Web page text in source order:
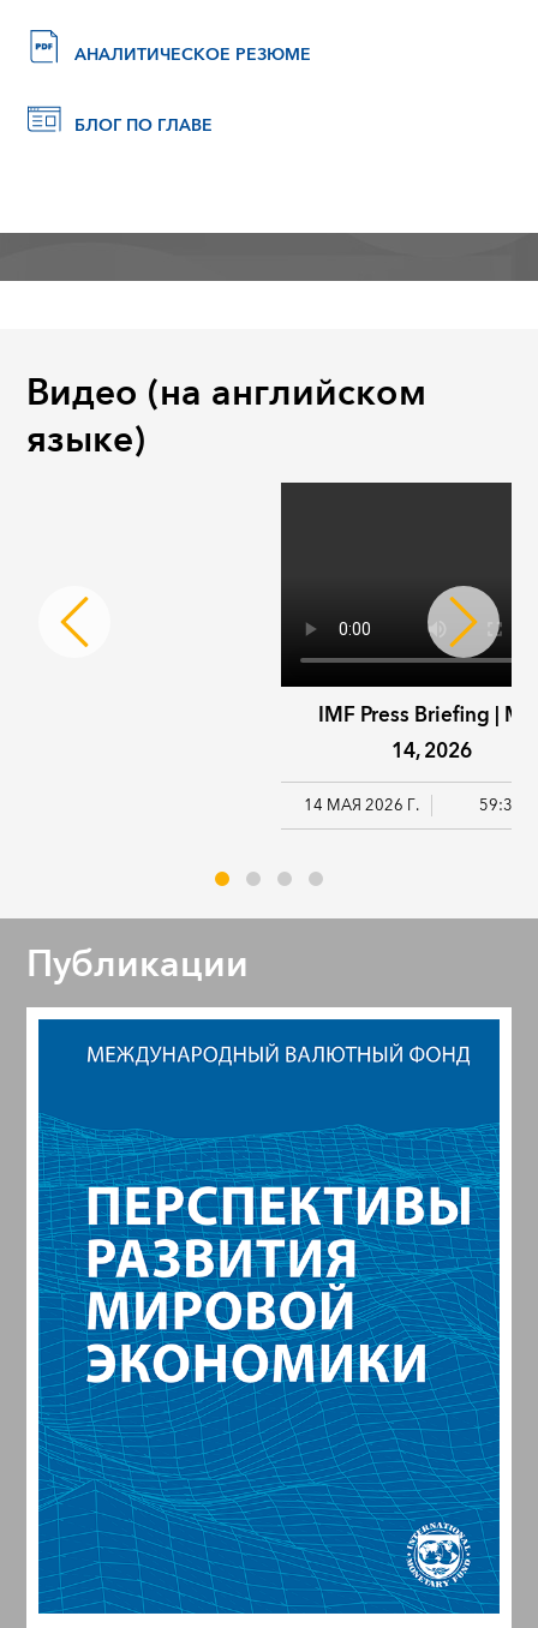
АНАЛИТИЧЕСКОЕ РЕЗЮМЕ
БЛОГ ПО ГЛАВЕ
Видео (на английском
языке)
IMF Press Briefing |
14, 2026
14 МАЯ 2026 Г. 59:38
Публикации